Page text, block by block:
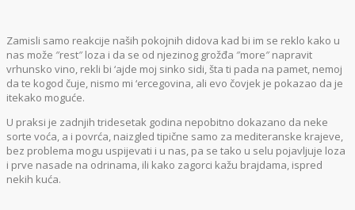
Zamisli samo reakcije naših pokojnih didova kad bi im se reklo kako u
nas može ″rest″ loza i da se od njezinog grožđa ″more″ napravit
vrhunsko vino, rekli bi ‘ajde moj sinko sidi, šta ti pada na pamet, nemoj
da te kogod čuje, nismo mi ‘ercegovina, ali evo čovjek je pokazao da je
itekako moguće.
U praksi je zadnjih tridesetak godina nepobitno dokazano da neke
sorte voća, a i povrća, naizgled tipične samo za mediteranske krajeve,
bez problema mogu uspijevati i u nas, pa se tako u selu pojavljuje loza
i prve nasade na odrinama, ili kako zagorci kažu brajdama, ispred
nekih kuća.